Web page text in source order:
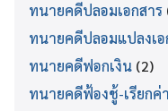
ทนายคดีปลอมเอกสาร
ทนายคดีปลอมแปลงเอ
ทนายคดีฟอกเงิน (2)
ทนายคดีฟ้องชู้-เรียก